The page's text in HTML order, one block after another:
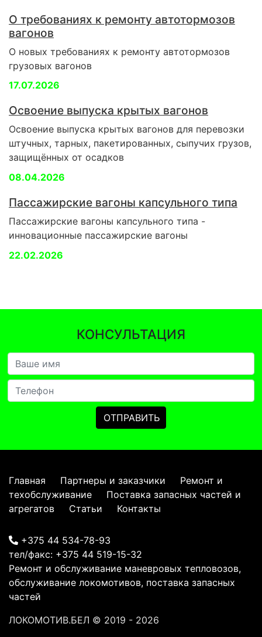
О требованиях к ремонту автотормозов
вагонов
О новых требованиях к ремонту автотормозов
грузовых вагонов
17.07.2026
Освоение выпуска крытых вагонов
Освоение выпуска крытых вагонов для перевозки
штучных, тарных, пакетированных, сыпучих грузов,
защищённых от осадков
08.04.2026
Пассажирские вагоны капсульного типа
Пассажирские вагоны капсульного типа -
инновационные пассажирские вагоны
22.02.2026
КОНСУЛЬТАЦИЯ
Главная Партнеры и заказчики
Ремонт и
техобслуживание
Поставка запасных частей и
агрегатов
Статьи Контакты
+375 44 534-78-93
тел/факс: +375 44 519-15-32
Ремонт и обслуживание маневровых тепловозов,
обслуживание локомотивов, поставка запасных
частей
ЛОКОМОТИВ.БЕЛ © 2019 - 2026